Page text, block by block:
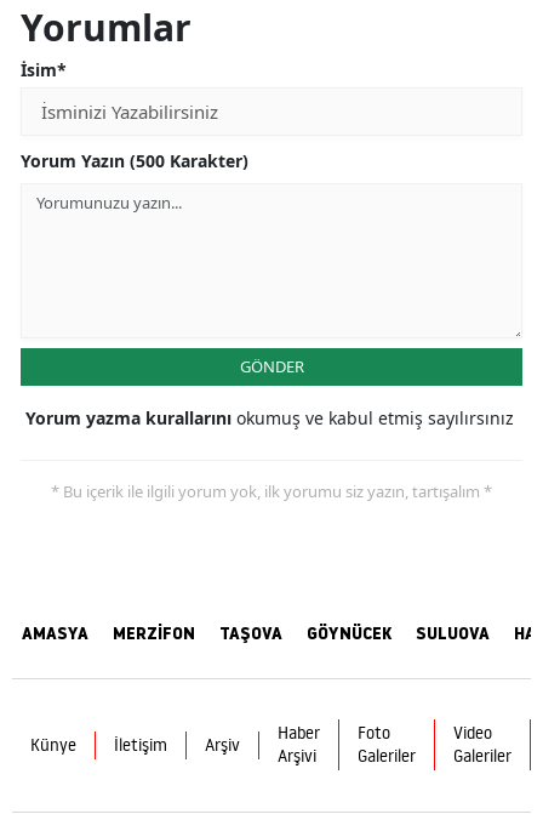
Yorumlar
İsim*
Yorum Yazın (500 Karakter)
GÖNDER
Yorum yazma kurallarını okumuş ve kabul etmiş sayılırsınız
* Bu içerik ile ilgili yorum yok, ilk yorumu siz yazın, tartışalım *
AMASYA MERZİFON TAŞOVA GÖYNÜCEK SULUOVA
Künye İletişim Arşiv
Haber
Arşivi
Foto
Galeriler
Video
Galeriler